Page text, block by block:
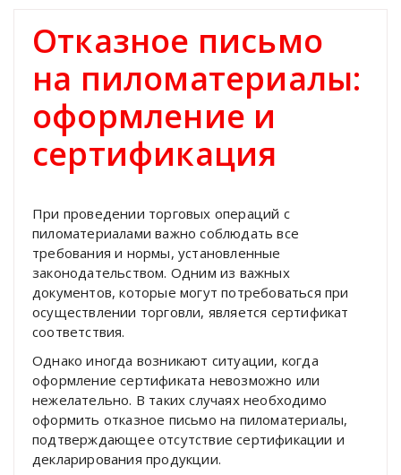
Отказное письмо
на пиломатериалы:
оформление и
сертификация
При проведении торговых операций с
пиломатериалами важно соблюдать все
требования и нормы, установленные
законодательством. Одним из важных
документов, которые могут потребоваться при
осуществлении торговли, является сертификат
соответствия.
Однако иногда возникают ситуации, когда
оформление сертификата невозможно или
нежелательно. В таких случаях необходимо
оформить отказное письмо на пиломатериалы,
подтверждающее отсутствие сертификации и
декларирования продукции.